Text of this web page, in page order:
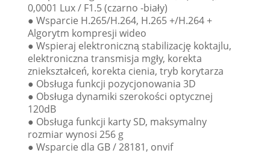
0,0001 Lux / F1.5 (czarno -biały)
● Wsparcie H.265/H.264, H.265 +/H.264 +
Algorytm kompresji wideo
● Wspieraj elektroniczną stabilizację koktajlu,
elektroniczna transmisja mgły, korekta
zniekształceń, korekta cienia, tryb korytarza
● Obsługa funkcji pozycjonowania 3D
● Obsługa dynamiki szerokości optycznej
120dB
● Obsługa funkcji karty SD, maksymalny
rozmiar wynosi 256 g
● Wsparcie dla GB / 28181, onvif